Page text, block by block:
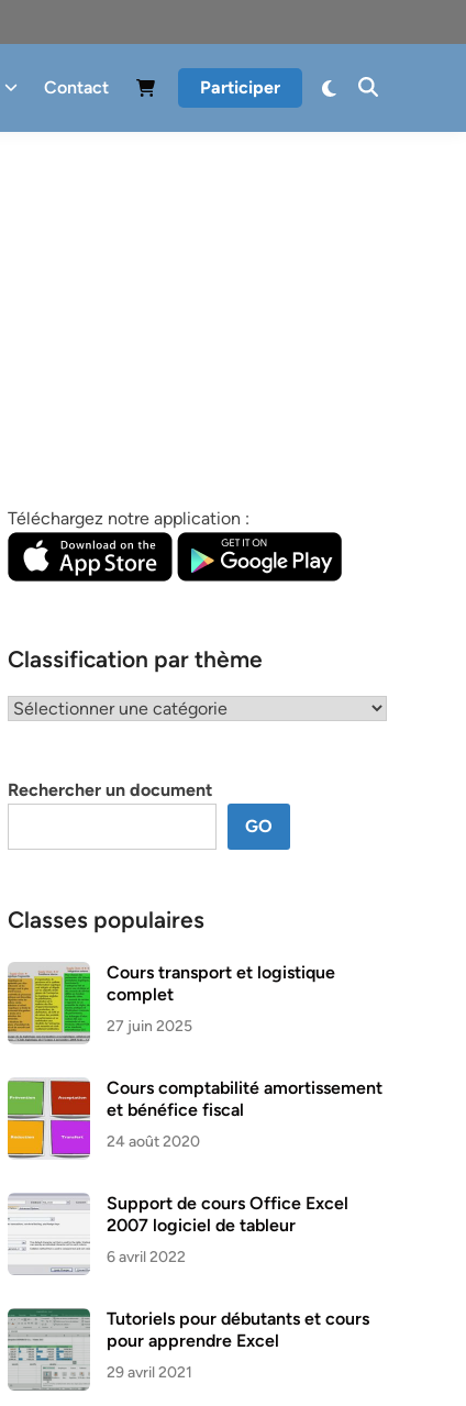
Contact Participer
Téléchargez notre application :
Classification par thème
Classification
Rechercher un document
GO
Classes populaires
Cours transport et logistique
complet
27 juin 2025
Cours comptabilité amortissement
et bénéfice fiscal
24 août 2020
Support de cours Office Excel
2007 logiciel de tableur
6 avril 2022
Tutoriels pour débutants et cours
pour apprendre Excel
29 avril 2021